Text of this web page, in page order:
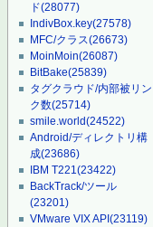
ド(28077)
IndivBox.key(27578)
MFC/クラス(26673)
MoinMoin(26087)
BitBake(25839)
タグクラウド/内部被リン
ク数(25714)
smile.world(24522)
Android/ディレクトリ構
成(23686)
IBM T221(23422)
BackTrack/ツール
(23201)
VMware VIX API(23119)